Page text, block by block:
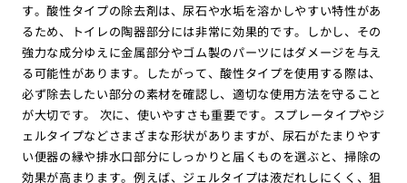
す。酸性タイプの除去剤は、尿石や水垢を溶かしやすい特性があ
るため、トイレの陶器部分には非常に効果的です。しかし、その
強力な成分ゆえに金属部分やゴム製のパーツにはダメージを与え
る可能性があります。したがって、酸性タイプを使用する際は、
必ず除去したい部分の素材を確認し、適切な使用方法を守ること
が大切です。 次に、使いやすさも重要です。スプレータイプやジ
ェルタイプなどさまざまな形状がありますが、尿石がたまりやす
い便器の縁や排水口部分にしっかりと届くものを選ぶと、掃除の
効果が高まります。例えば、ジェルタイプは液だれしにくく、狙